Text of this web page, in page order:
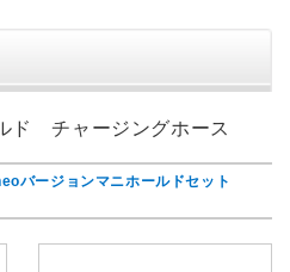
ド チャージングホース
バージョンマニホールドセット